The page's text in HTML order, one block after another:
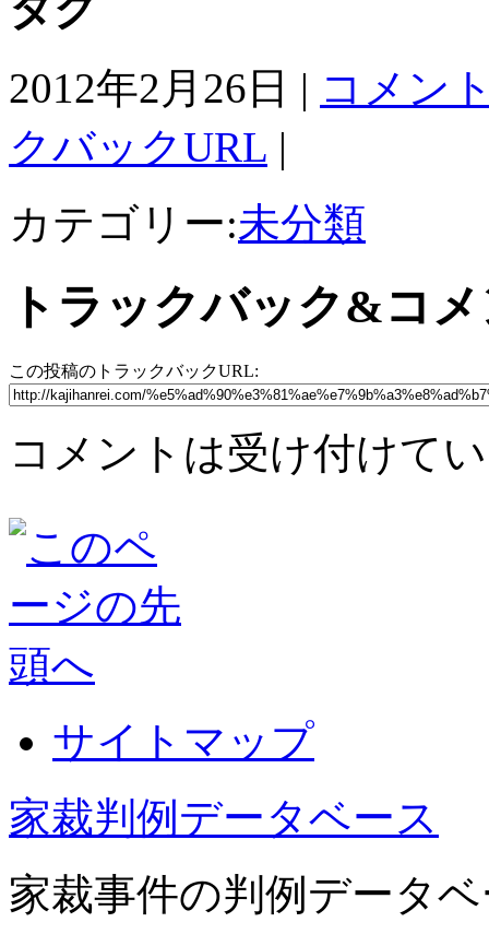
2012年2月26日 | コメン
クバックURL |
カテゴリー:未分類
トラックバック&コ
この投稿のトラックバックURL:
コメントは受け付けて
サイトマップ
家裁判例データベース
家裁事件の判例データ